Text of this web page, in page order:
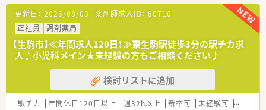
【募集背景と求める人物像について】
■国が求める将来の薬局像を実現するため、体制強化を目的とし
た増員募集を行っています。
■在宅医療にも注力しているため、在宅業務経験者や未経験でも
前向きな方を歓迎します。
■患者様に寄り添い、真の地域密着を実現するため、協調性を持
って切磋琢磨できる方を求めています。
【法人特徴について】
■奈良県内に2店舗を展開し、地域ニーズに合わせた薬局運営で
更新日： 2026/08/03 薬剤師求人ID： 80710
正社員
調剤薬局
【生駒市】≪年間求人120日！≫東生駒駅徒歩3分の駅チカ求
人♪小児科メイン★未経験の方もご相談ください♪
検討リストに追加
駅チカ 年間休日120日以上 週32h以上 新卒可 未経験可 ブラン